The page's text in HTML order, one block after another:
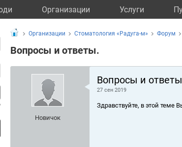
Организации Услуги
Организации Стоматология «Радуга-м» Форум
Вопросы и ответы.
Новичок
Вопросы и
27 сен 2019
Здравствуйте, в этой теме